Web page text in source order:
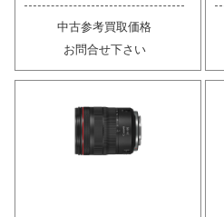
中古参考買取価格
お問合せ下さい